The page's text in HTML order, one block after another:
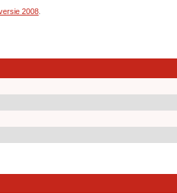
2008